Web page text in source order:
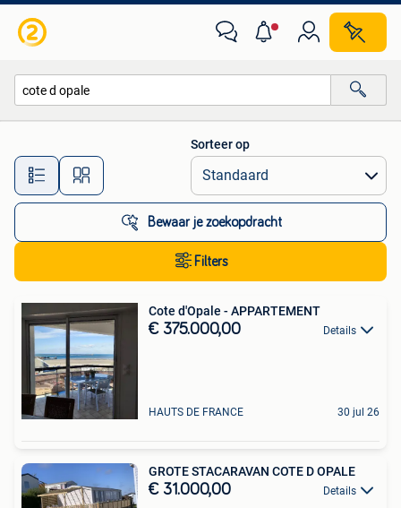
Alle afstanden…
Sorteer op
Bewaar je zoekopdracht
Filters
Cote d'Opale - APPARTEMENT
€ 375.000,00 Details
HAUTS DE FRANCE 30 jul 26
GROTE STACARAVAN COTE D OPALE
€ 31.000,00 Details